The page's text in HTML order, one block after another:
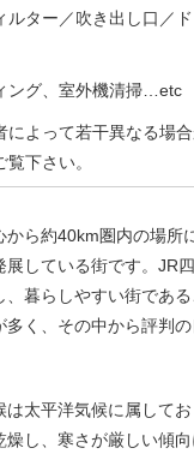
ルター／吹き出し口／
ング、室外機清掃…etc
よって若干異なる場
下さい。
から約40km圏内の場所
展している街です。JR
暮らしやすい街であ
多く、その中から評判
は太平洋気候に属して
し、寒さが厳しい傾向